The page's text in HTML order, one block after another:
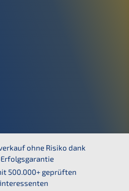
ohne Risiko dank
Erfolgsgarantie
500.000+ geprüf­ten